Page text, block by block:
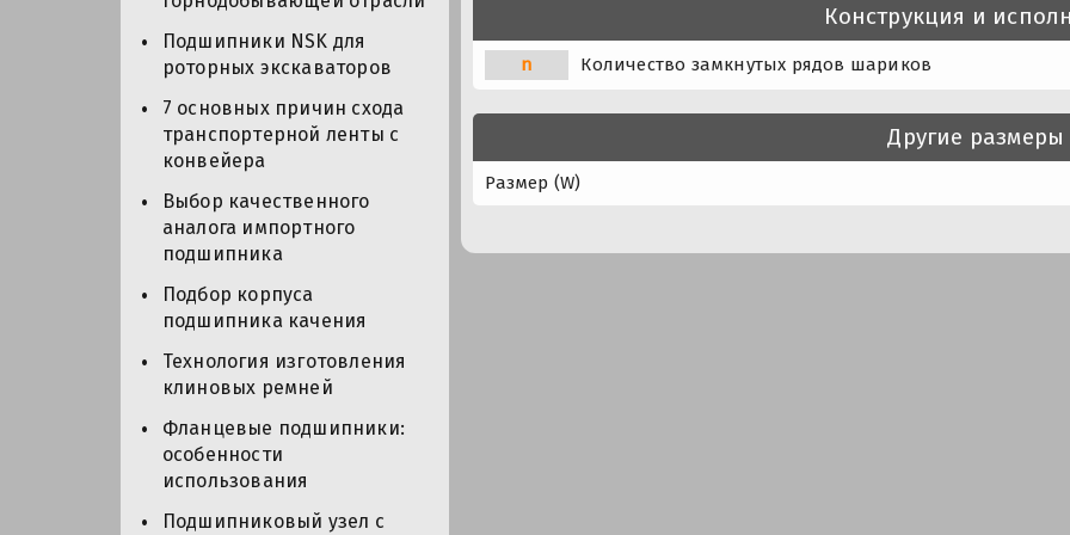
Подшипники NSK для
роторных экскаваторов
7 основных причин схода
транспортерной ленты с
конвейера
Выбор качественного
аналога импортного
подшипника
Подбор корпуса
подшипника качения
Технология изготовления
клиновых ремней
Фланцевые подшипники:
особенности
использования
Подшипниковый узел с
Конструкция и
n Количество замкнутых рядов шариков
Другие размеры
Размер (W)